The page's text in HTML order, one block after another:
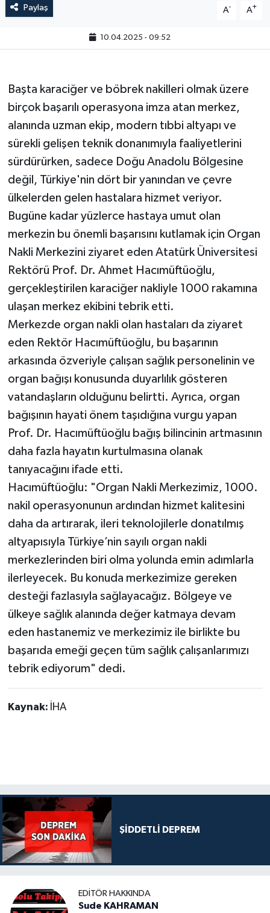
Paylaş A- A+
10.04.2025 - 09:52
Başta karaciğer ve böbrek nakilleri olmak üzere
birçok başarılı operasyona imza atan merkez,
alanında uzman ekip, modern tıbbi altyapı ve
sürekli gelişen teknik donanımıyla faaliyetlerini
sürdürürken, sadece Doğu Anadolu Bölgesine
değil, Türkiye'nin dört bir yanından ve çevre
ülkelerden gelen hastalara hizmet veriyor.
Bugüne kadar yüzlerce hastaya umut olan
merkezin bu önemli başarısını kutlamak için Organ
Nakli Merkezini ziyaret eden Atatürk Üniversitesi
Rektörü Prof. Dr. Ahmet Hacımüftüoğlu,
gerçekleştirilen karaciğer nakliyle 1000 rakamına
ulaşan merkez ekibini tebrik etti.
Merkezde organ nakli olan hastaları da ziyaret
eden Rektör Hacımüftüoğlu, bu başarının
arkasında özveriyle çalışan sağlık personelinin ve
organ bağışı konusunda duyarlılık gösteren
vatandaşların olduğunu belirtti. Ayrıca, organ
bağışının hayati önem taşıdığına vurgu yapan
Prof. Dr. Hacımüftüoğlu bağış bilincinin artmasının
daha fazla hayatın kurtulmasına olanak
tanıyacağını ifade etti.
Hacımüftüoğlu: "Organ Nakli Merkezimiz, 1000.
nakil operasyonunun ardından hizmet kalitesini
daha da artırarak, ileri teknolojilerle donatılmış
altyapısıyla Türkiye’nin sayılı organ nakli
merkezlerinden biri olma yolunda emin adımlarla
ilerleyecek. Bu konuda merkezimize gereken
desteği fazlasıyla sağlayacağız. Bölgeye ve
ülkeye sağlık alanında değer katmaya devam
eden hastanemiz ve merkezimiz ile birlikte bu
başarıda emeği geçen tüm sağlık çalışanlarımızı
tebrik ediyorum" dedi.
Kaynak: İHA
ŞİDDETLİ DEPREM
EDITÖR HAKKINDA
Sude KAHRAMAN